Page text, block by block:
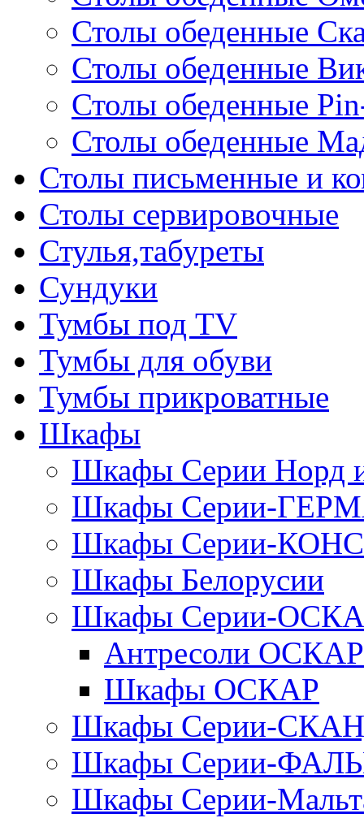
Столы обеденные
Столы обеденные
Столы обеденные
Столы обеденные
Столы письменные и
Столы сервировочные
Стулья,табуреты
Сундуки
Тумбы под TV
Тумбы для обуви
Тумбы прикроватные
Шкафы
Шкафы Серии
Шкафы Серии-
Шкафы Серии-
Шкафы Белорусии
Шкафы Серии-
Антресоли ОСКАР
Шкафы ОСКАР
Шкафы Серии-
Шкафы Серии-
Шкафы Серии-